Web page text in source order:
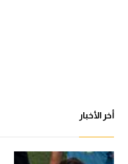
أخر الأخبار